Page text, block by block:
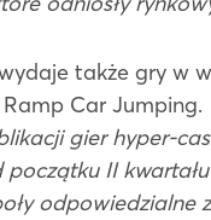
także gry w
Car Jumping.
gier hyper-
początku II